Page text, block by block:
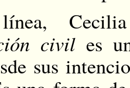
civil es
sus